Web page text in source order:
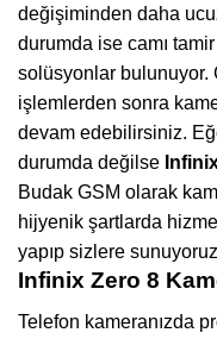
değişiminden daha
durumda ise camı
solüsyonlar bulunuyor.
işlemlerden sonra
devam edebilirsiniz.
durumda değilse
Budak GSM olarak
hijyenik şartlarda
yapıp sizlere
Infinix Zero 8
Telefon kameranızda